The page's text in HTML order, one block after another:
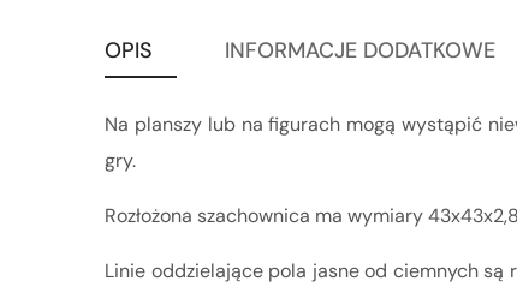
OPIS INFORMACJE DODATKOWE
Na planszy lub na figurach mogą wystąpić
gry.
Rozłożona szachownica ma wymiary
Linie oddzielające pola jasne od ciemnych